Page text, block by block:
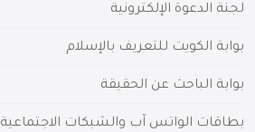
لجنة الدعوة الإلكترونية
بوابة الكويت للتعريف بالإسلام
بوابة الباحث عن الحقيقة
بطاقات الواتس آب والشبكات الاجتماعية